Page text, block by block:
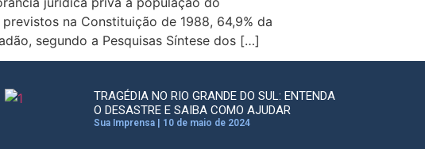
na Constituição de 1988, 64,9% da
segundo a Pesquisas Síntese dos […]
TRAGÉDIA NO RIO GRANDE DO SUL: ENTENDA
O DESASTRE E SAIBA COMO AJUDAR
Sua Imprensa 10 de maio de 2024